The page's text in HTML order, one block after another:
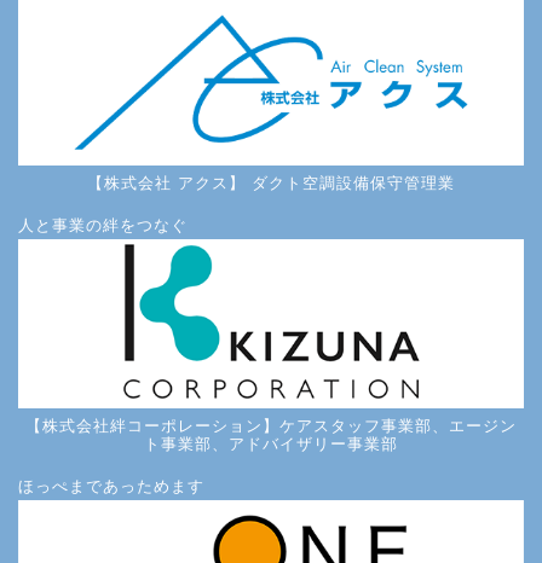
【株式会社 アクス】 ダクト空調設備保守管理業
人と事業の絆をつなぐ
【株式会社絆コーポレーション】ケアスタッフ事業部、エージン
ト事業部、アドバイザリー事業部
ほっぺまであっためます